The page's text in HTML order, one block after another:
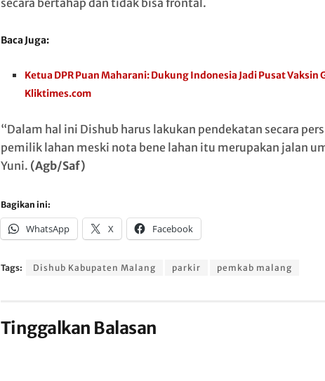
secara bertahap dan tidak bisa frontal.
Baca Juga:
Ketua DPR Puan Maharani: Dukung Indonesia Jadi Pusat Vaksin
Kliktimes.com
“Dalam hal ini Dishub harus lakukan pendekatan secara
pemilik lahan meski nota bene lahan itu merupakan jalan
Yuni. (Agb/Saf)
Bagikan ini:
WhatsApp X Facebook
Tags: Dishub Kabupaten Malang parkir pemkab malang
Tinggalkan Balasan